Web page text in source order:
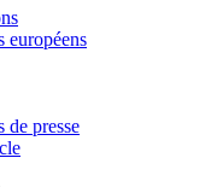
européens
de presse